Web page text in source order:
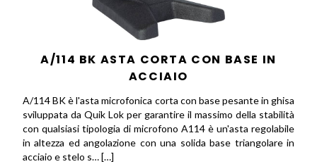
A/114 BK ASTA CORTA CON BASE IN
ACCIAIO
A/114 BK è l'asta microfonica corta con base pesante in ghisa
sviluppata da Quik Lok per garantire il massimo della stabilità
con qualsiasi tipologia di microfono A114 è un'asta regolabile
in altezza ed angolazione con una solida base triangolare in
acciaio e stelo s… […]